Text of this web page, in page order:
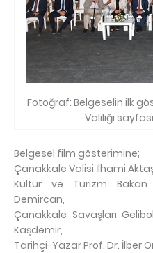
Fotoğraf: Belgeselin ilk
Valiliği
Belgesel film gösterimine;
Çanakkale Valisi İlhami
Kültür ve Turizm Bakan
Demircan,
Çanakkale Savaşları
Kaşdemir,
Tarihçi-Yazar Prof. Dr. İlber